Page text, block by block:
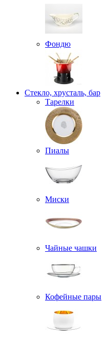
Фондю
Стекло, хрусталь, бар
Тарелки
Пиалы
Миски
Чайные чашки
Кофейные пары